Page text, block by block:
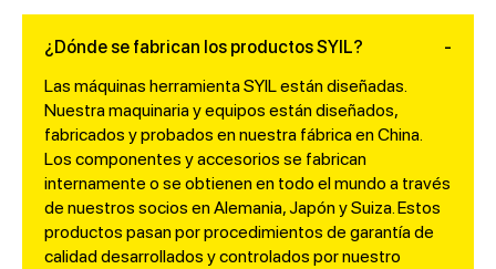
¿Dónde se fabrican los productos SYIL?
Las máquinas herramienta SYIL están diseñadas.
Nuestra maquinaria y equipos están diseñados,
fabricados y probados en nuestra fábrica en China.
Los componentes y accesorios se fabrican
internamente o se obtienen en todo el mundo a través
de nuestros socios en Alemania, Japón y Suiza. Estos
productos pasan por procedimientos de garantía de
calidad desarrollados y controlados por nuestro